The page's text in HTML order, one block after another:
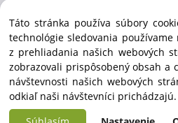
Manažér:+421
Príslušenstvo:+421
Stroje:+421 903
Servis:+421 903
Táto stránka používa súbory
technológie sledovania
z prehliadania našich webových
zobrazovali prispôsobený obsah a
návštevnosti našich webových
odkiaľ naši návštevníci prichádzajú.